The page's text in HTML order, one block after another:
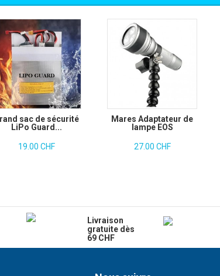
sac de sécurité
LiPo Guard...
19.00 CHF
Mares Adaptateur de
lampe EOS
27.00 CHF
Livraison
gratuite dès
69 CHF